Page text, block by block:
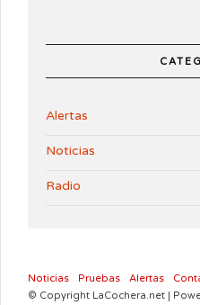
Alertas
Noticias
Radio
Noticias Pruebas Alertas
© Copyright LaCochera.net |